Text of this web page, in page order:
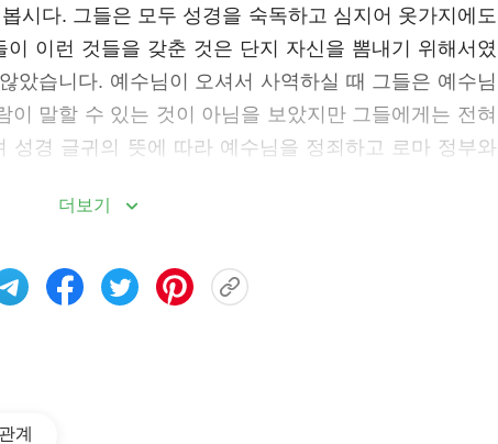
시다. 그들은 모두 성경을 숙독하고 심지어 옷가지에도
이런 것들을 갖춘 것은 단지 자신을 뽐내기 위해서였
았습니다. 예수님이 오셔서 사역하실 때 그들은 예수님
이 말할 수 있는 것이 아님을 보았지만 그들에게는 전혀
성경 글귀의 뜻에 따라 예수님을 정죄하고 로마 정부와
음으로 성경의 모든 구절을 묵상해야만 성경의 속뜻을
다. “의문은 죽이는 것이요 영은 살리는 것임이니라”
결될 수 있고, 영적 생명도 점차 자랄 수 있으며, 주님과
더보기
계